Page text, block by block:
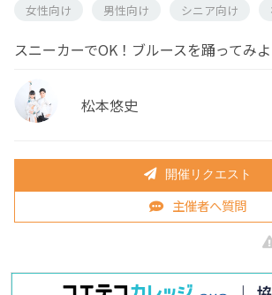
女性向け 男性向け シニア向け
スニーカーでOK！ブルースを踊ってみ
松本悠史
開催リクエスト
主催者へ質問